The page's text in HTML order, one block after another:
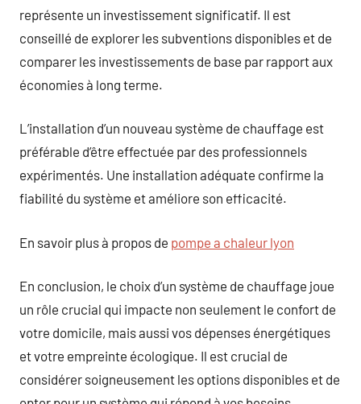
représente un investissement significatif. Il est
conseillé de explorer les subventions disponibles et de
comparer les investissements de base par rapport aux
économies à long terme.
L’installation d’un nouveau système de chauffage est
préférable d’être effectuée par des professionnels
expérimentés. Une installation adéquate confirme la
fiabilité du système et améliore son efficacité.
En savoir plus à propos de pompe a chaleur lyon
En conclusion, le choix d’un système de chauffage joue
un rôle crucial qui impacte non seulement le confort de
votre domicile, mais aussi vos dépenses énergétiques
et votre empreinte écologique. Il est crucial de
considérer soigneusement les options disponibles et de